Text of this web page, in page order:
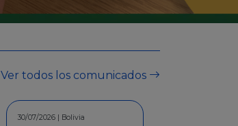
Ver todos los comunicados
30/06/2026 | Bolivia